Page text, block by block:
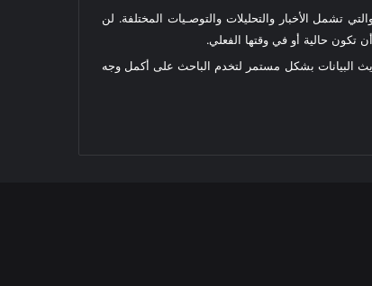
تشمل الأخبار والتحليلات والتوصـيات المختلفة. لن
تكون حالية أو في وقتها الفعلي.
البيانات بشكل مستمر لتخدم الباحث على أكمل وجه